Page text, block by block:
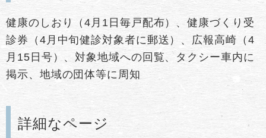
健康のしおり（4月1日毎戸配布）、健康づくり受
診券（4月中旬健診対象者に郵送）、広報高崎（4
月15日号）、対象地域への回覧、タクシー車内に
掲示、地域の団体等に周知
詳細なページ